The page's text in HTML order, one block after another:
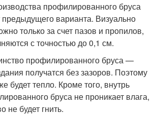
профилированного бруса
варианта. Визуально
только за счет пазов и пропилов,
с точностью до 0,1 см.
профилированного бруса —
получатся без зазоров. Поэтому
будет тепло. Кроме того, внутрь
бруса не проникает влага,
не будет гнить.